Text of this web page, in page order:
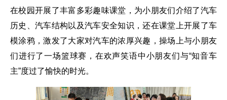
在校园开展了丰富多彩趣味课堂，为小朋友们介绍了汽车
历史、汽车结构以及汽车安全知识，还在课堂上开展了车
模涂鸦，激发了大家对汽车的浓厚兴趣，操场上与小朋友
们进行了一场篮球赛，在欢声笑语中小朋友们与“知音车
主”度过了愉快的时光。